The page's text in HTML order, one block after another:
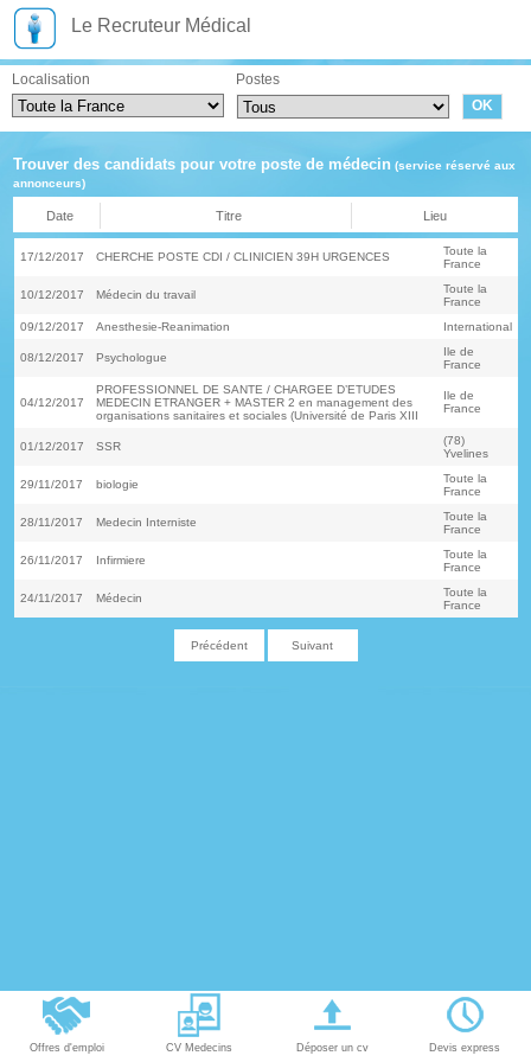
Le Recruteur Médical
Localisation Postes
Trouver des candidats pour votre poste de médecin (service réservé aux
annonceurs)
Date Titre Lieu
17/12/2017 CHERCHE POSTE CDI / CLINICIEN 39H URGENCES
Toute la
France
10/12/2017 Médecin du travail
Toute la
France
09/12/2017
Anesthesie-Reanimation International
08/12/2017 Psychologue
Ile de
France
04/12/2017
PROFESSIONNEL DE SANTE / CHARGEE D’ETUDES
MEDECIN ETRANGER + MASTER 2 en management des
organisations sanitaires et sociales (Université de Paris XIII
Ile de
France
01/12/2017 SSR
(78)
Yvelines
29/11/2017 biologie
Toute la
France
28/11/2017 Medecin Interniste
Toute la
France
26/11/2017 Infirmiere
Toute la
France
24/11/2017 Médecin
Toute la
France
Précédent Suivant
Offres d'emploi CV Medecins Déposer un cv Devis express